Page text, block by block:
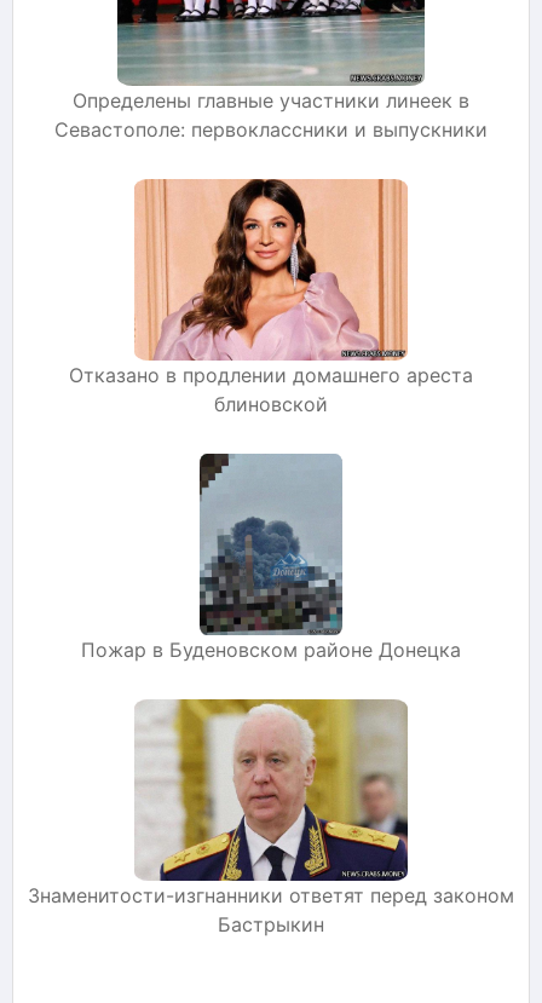
Определены главные участники линеек в
Севастополе: первоклассники и выпускники
Отказано в продлении домашнего ареста
блиновской
Пожар в Буденовском районе Донецка
Знаменитости-изгнанники ответят перед законом
Бастрыкин